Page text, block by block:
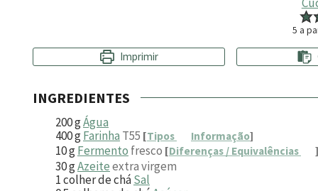
5 a
Imprimir
INGREDIENTES
200gÁgua
400gFarinha T55 [Tipos Informação]
10gFermento fresco [Diferenças / Equivalências ]
30gAzeiteextra virgem
1colher de cháSal